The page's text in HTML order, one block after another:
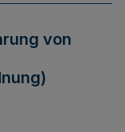
von